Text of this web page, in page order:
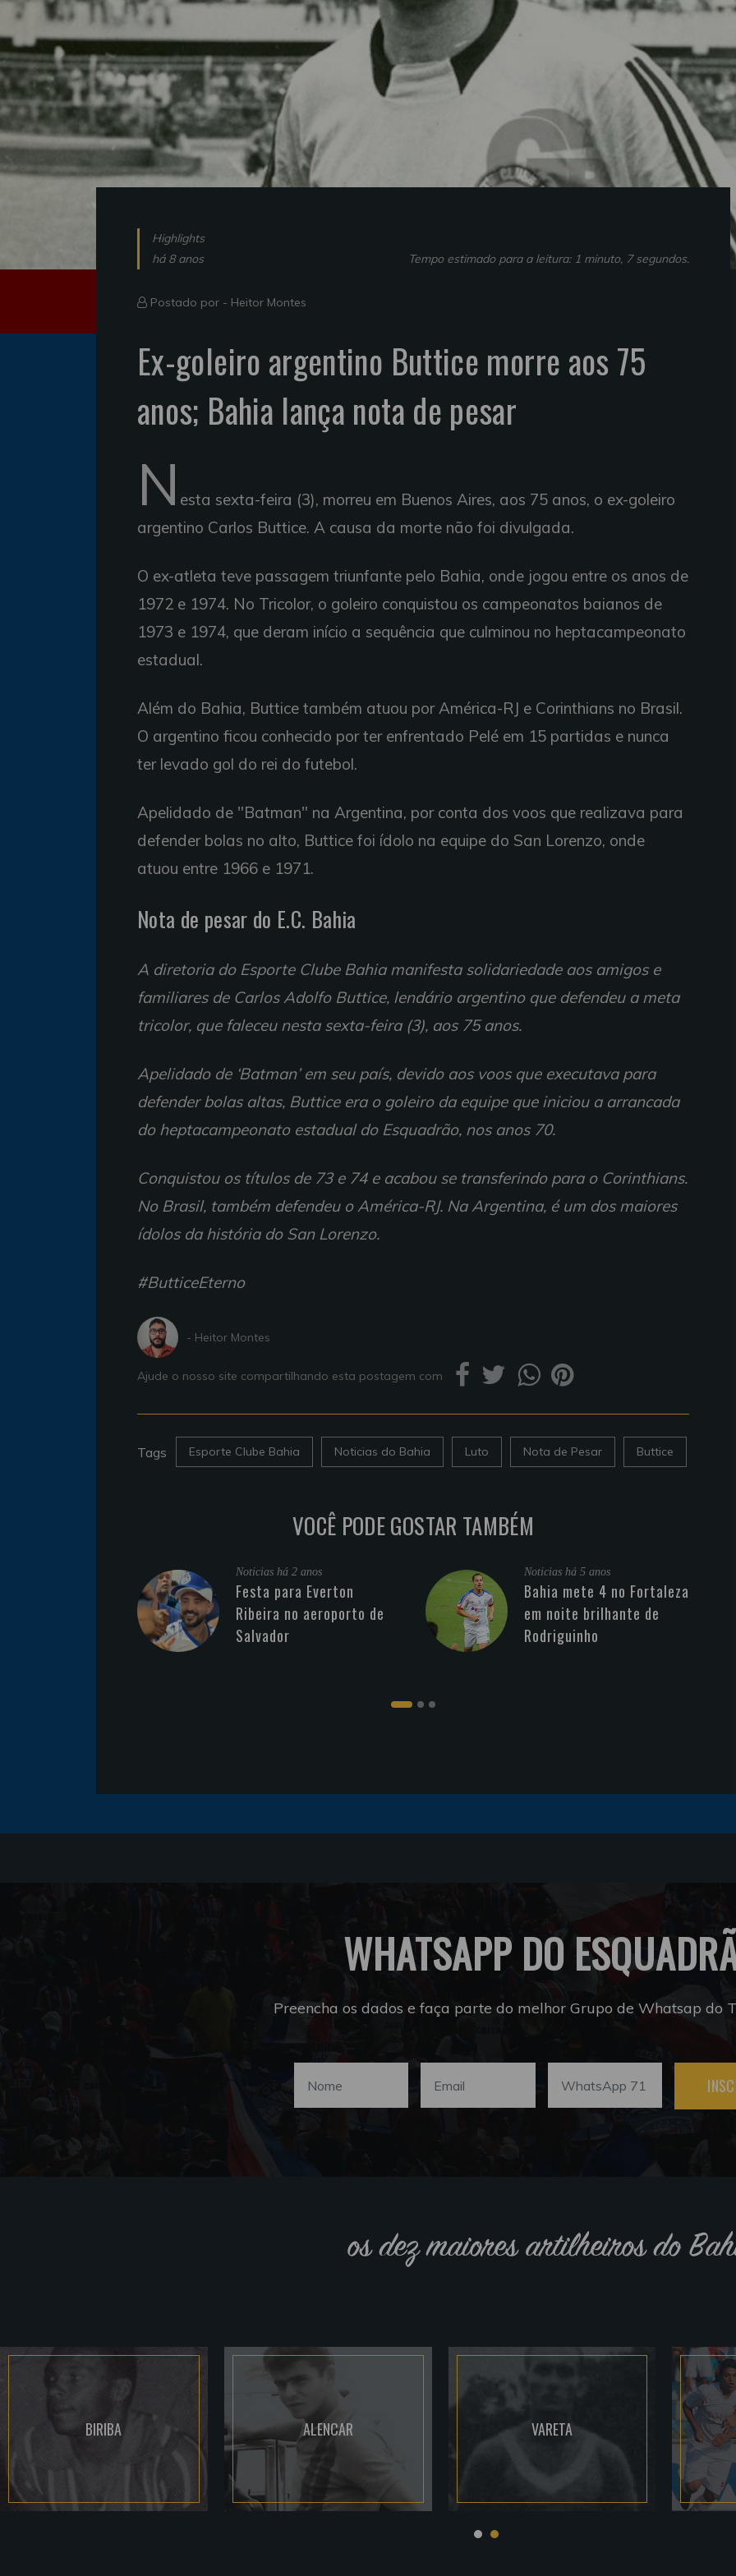
Highlights
há 8 anos
Tempo estimado para a leitura: 1 minuto, 7 segundos.
Postado por - Heitor Montes
Ex-goleiro argentino Buttice morre aos 75
anos; Bahia lança nota de pesar
N esta sexta-feira (3), morreu em Buenos Aires, aos 75 anos, o ex-goleiro
argentino Carlos Buttice. A causa da morte não foi divulgada.
O ex-atleta teve passagem triunfante pelo Bahia, onde jogou entre os anos de
1972 e 1974. No Tricolor, o goleiro conquistou os campeonatos baianos de
1973 e 1974, que deram início a sequência que culminou no heptacampeonato
estadual.
Além do Bahia, Buttice também atuou por América-RJ e Corinthians no Brasil.
O argentino ficou conhecido por ter enfrentado Pelé em 15 partidas e nunca
ter levado gol do rei do futebol.
Apelidado de "Batman" na Argentina, por conta dos voos que realizava para
defender bolas no alto, Buttice foi ídolo na equipe do San Lorenzo, onde
atuou entre 1966 e 1971.
Nota de pesar do E.C. Bahia
A diretoria do Esporte Clube Bahia manifesta solidariedade aos amigos e
familiares de Carlos Adolfo Buttice, lendário argentino que defendeu a meta
tricolor, que faleceu nesta sexta-feira (3), aos 75 anos.
Apelidado de ‘Batman’ em seu país, devido aos voos que executava para
defender bolas altas, Buttice era o goleiro da equipe que iniciou a arrancada
do heptacampeonato estadual do Esquadrão, nos anos 70.
Conquistou os títulos de 73 e 74 e acabou se transferindo para o Corinthians.
No Brasil, também defendeu o América-RJ. Na Argentina, é um dos maiores
ídolos da história do San Lorenzo.
#ButticeEterno
- Heitor Montes
Ajude o nosso site compartilhando esta postagem com
Tags Esporte Clube Bahia Noticias do Bahia Luto Nota de Pesar Buttice
VOCÊ PODE GOSTAR TAMBÉM
Noticias há 2 anos
Festa para Everton
Ribeira no aeroporto de
Salvador
Noticias há 5 anos
Bahia mete 4 no Fortaleza
em noite brilhante de
Rodriguinho
WHATSAPP DO
Preencha os dados e faça parte do melhor Grupo de Whatsap do
os dez maiores artilheiros do
BIRIBA ALENCAR VARETA